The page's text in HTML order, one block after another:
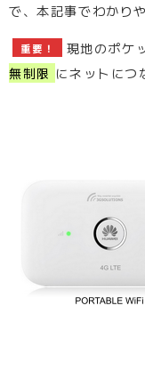
で、本記事でわかり
重要！ 現地のポケ
無制限 にネットにつ